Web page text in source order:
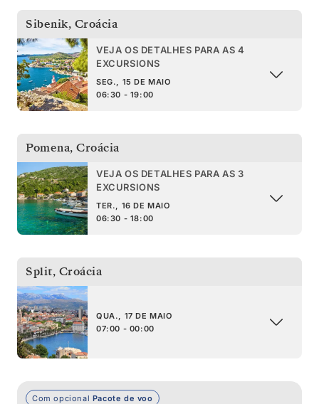
Sibenik, Croácia
VEJA OS DETALHES PARA AS 4
EXCURSIONS
SEG., 15 DE MAIO
06:30 - 19:00
Pomena, Croácia
VEJA OS DETALHES PARA AS 3
EXCURSIONS
TER., 16 DE MAIO
06:30 - 18:00
Split, Croácia
QUA., 17 DE MAIO
07:00 - 00:00
Com opcional Pacote de voo